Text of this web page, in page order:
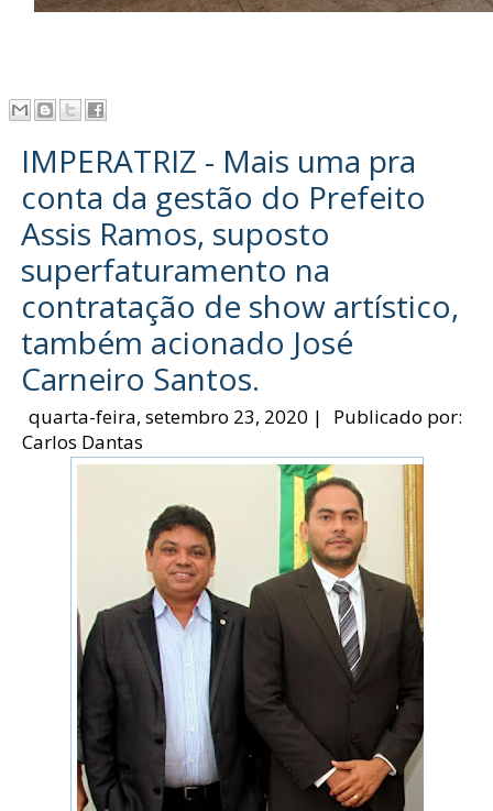
IMPERATRIZ - Mais uma pra
conta da gestão do Prefeito
Assis Ramos, suposto
superfaturamento na
contratação de show artístico,
também acionado José
Carneiro Santos.
quarta-feira, setembro 23, 2020 |
Publicado por:
Carlos Dantas